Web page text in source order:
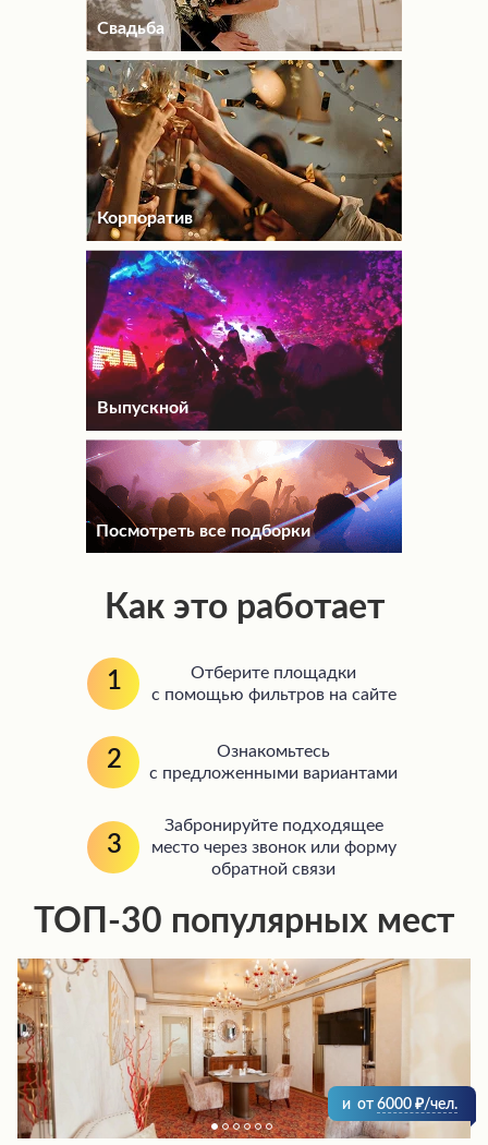
Свадьба
Корпоратив
Выпускной
Посмотреть все подборки
Как это работает
1
Отберите площадки
с помощью фильтров на сайте
2
Ознакомьтесь
с предложенными вариантами
3
Забронируйте подходящее
место через звонок или форму
обратной связи
ТОП-30 популярных мест
и от 6000 /чел.